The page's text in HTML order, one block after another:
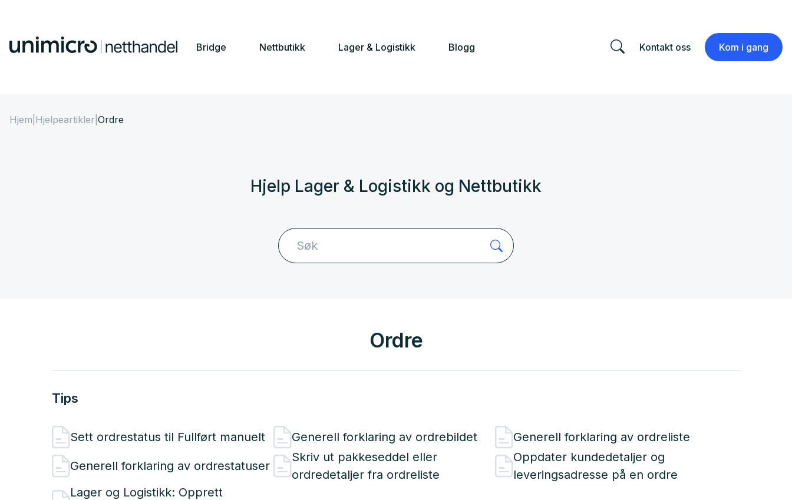
Bridge Nettbutikk Lager & Logistikk Blogg Kontakt oss Kom i gang
Hjem Hjelpeartikler Ordre
Hjelp Lager & Logistikk og Nettbutikk
Ordre
Tips
Sett ordrestatus til Fullført manuelt Generell forklaring av ordrebildet Generell forklaring av ordreliste
Generell forklaring av ordrestatuser
Skriv ut pakkeseddel eller
ordredetaljer fra ordreliste
Oppdater kundedetaljer og
leveringsadresse på en ordre
Lager og Logistikk: Opprett